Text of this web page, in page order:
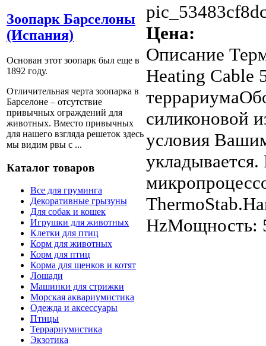
Зоопарк Барселоны
(Испания)
Основан этот зоопарк был еще в
1892 году.
Отличительная черта зоопарка в
Барселоне – отсутствие
привычных ограждений для
животных. Вместо привычных
для нашего взгляда решеток здесь
мы видим рвы с ...
Каталог товаров
Все для груминга
Декоративные грызуны
Для собак и кошек
Игрушки для животных
Клетки для птиц
Корм для животных
Корм для птиц
Корма для щенков и котят
Лошади
Машинки для стрижки
Морская аквариумистика
Одежда и аксессуары
Птицы
Террариумистика
Экзотика
Цена:
Описание
Heating Cable
силиконовой
условия
укладывается.
HzМощность: